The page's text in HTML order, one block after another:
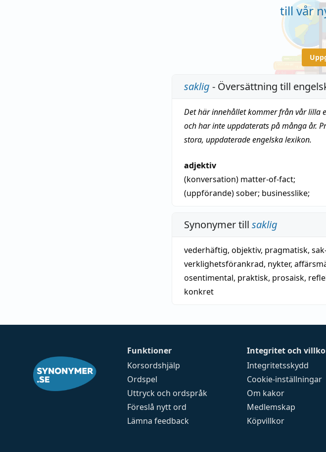
till vår
saklig - Översättning till
Det här innehållet kommer från vår lilla
och har inte uppdaterats på många år.
stora, uppdaterade engelska lexikon.
adjektiv
(konversation) matter-of-fact;
(uppförande)sober; businesslike;
Synonymer till saklig
vederhäftig, objektiv, pragmatisk,
verklighetsförankrad, nykter,
osentimental, praktisk, prosaisk,
konkret
Funktioner
Korsordshjälp
Ordspel
Uttryck och ordspråk
Föreslå nytt ord
Lämna feedback
Integritet och
Integritetsskydd
Cookie-inställningar
Om kakor
Medlemskap
Köpvillkor